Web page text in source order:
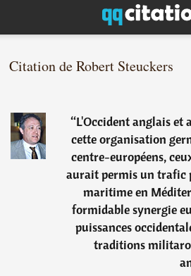
Citation de Robert Steuckers
“L'Occident anglais et
cette organisation
centre-européens,
aurait permis un trafic
maritime en
formidable synergie
puissances
traditions